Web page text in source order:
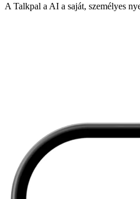
A Talkpal a AI a saját, személyes